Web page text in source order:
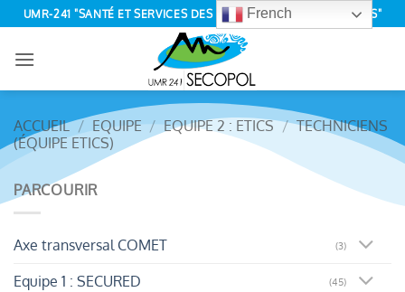
Passer
au
contenu
UMR-241 "SANTÉ ET SERVICES DES ÉCOSYSTÈMES POLYNÉSIENS"
ACCUEIL / EQUIPE / EQUIPE 2 : ETICS / TECHNICIENS
(ÉQUIPE ETICS)
PARCOURIR
Axe transversal COMET (3)
Equipe 1 : SECURED (45)
French